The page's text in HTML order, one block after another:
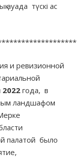
ауада түскі ас
и ревизионной
года, в
ландшафом
палатой было